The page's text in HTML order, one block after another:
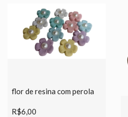
flor de resina com perola
R$6,00